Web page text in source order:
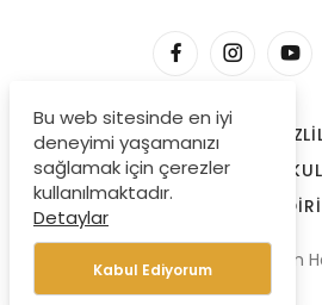
HESABIM İLETIŞIM
ÇEREZLER
BIZE ULAŞIN
ÖDEME
© Copyright 2022, Tüm
Bu web sitesinde en iyi
deneyimi yaşamanızı
sağlamak için çerezler
kullanılmaktadır.
Detaylar
Kabul Ediyorum